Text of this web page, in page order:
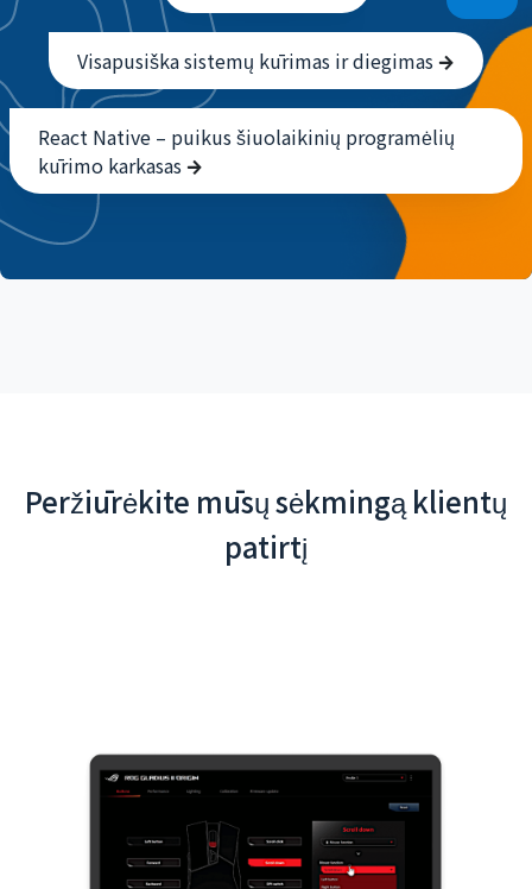
Visapusiška sistemų kūrimas ir diegimas
React Native – puikus šiuolaikinių programėlių
kūrimo karkasas
Peržiūrėkite mūsų sėkmingą klientų
patirtį